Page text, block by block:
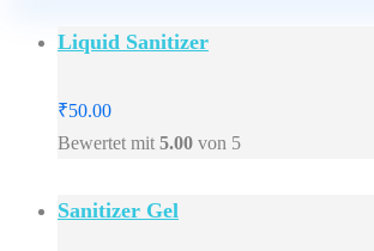
Liquid Sanitizer
₹50.00
Bewertet mit 5.00 von 5
Sanitizer Gel